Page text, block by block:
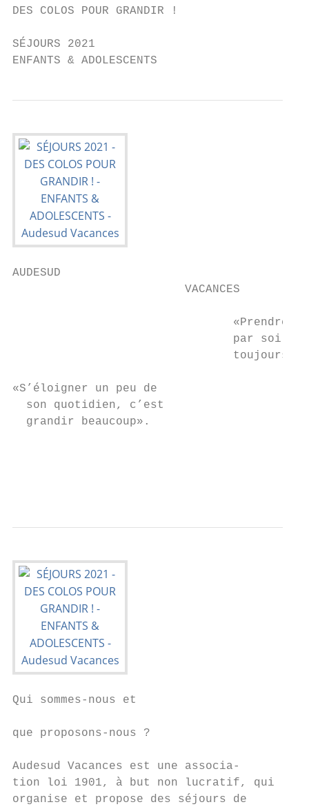
DES COLOS POUR GRANDIR !
SÉJOURS 2021
ENFANTS & ADOLESCENTS
AUDESUD
                         VACANCES
«Prendre
par soi-
toujours
«S’éloigner un peu de
  son quotidien, c’est
  grandir beaucoup».
Qui sommes-nous et
que proposons-nous ?
Audesud Vacances est une associa-
tion loi 1901, à but non lucratif, qui
organise et propose des séjours de